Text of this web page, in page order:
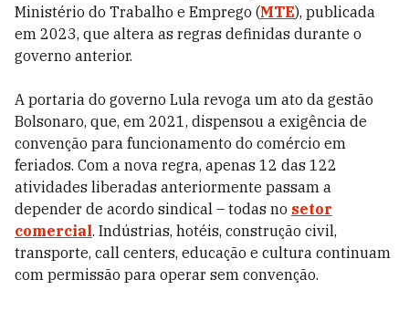
Ministério do Trabalho e Emprego (MTE), publicada
em 2023, que altera as regras definidas durante o
governo anterior.
A portaria do governo Lula revoga um ato da gestão
Bolsonaro, que, em 2021, dispensou a exigência de
convenção para funcionamento do comércio em
feriados. Com a nova regra, apenas 12 das 122
atividades liberadas anteriormente passam a
depender de acordo sindical – todas no setor
comercial. Indústrias, hotéis, construção civil,
transporte, call centers, educação e cultura continuam
com permissão para operar sem convenção.